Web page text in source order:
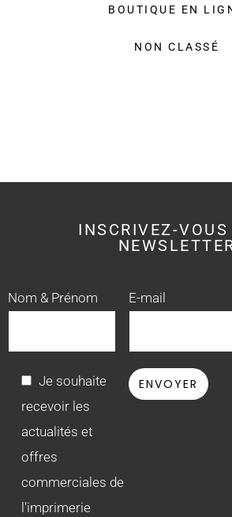
BOUTIQUE EN
NON CLASSÉ
INSCRIVEZ-
Nom & Prénom E-mail
Je souhaite
recevoir les
actualités et
offres
commerciales de
l'imprimerie